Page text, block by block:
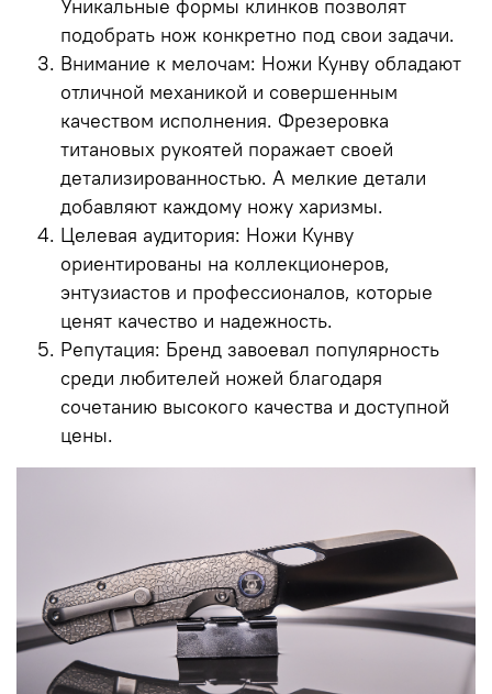
Уникальные формы клинков позволят
подобрать нож конкретно под свои задачи.
Внимание к мелочам: Ножи Кунву обладают
отличной механикой и совершенным
качеством исполнения. Фрезеровка
титановых рукоятей поражает своей
детализированностью. А мелкие детали
добавляют каждому ножу харизмы.
Целевая аудитория: Ножи Кунву
ориентированы на коллекционеров,
энтузиастов и профессионалов, которые
ценят качество и надежность.
Репутация: Бренд завоевал популярность
среди любителей ножей благодаря
сочетанию высокого качества и доступной
цены.